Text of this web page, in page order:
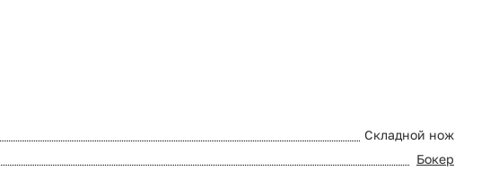
Складной нож
Бокер